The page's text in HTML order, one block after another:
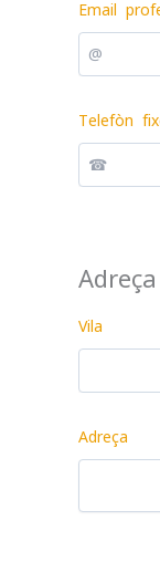
Email
Telefòn
Vila
Adreça